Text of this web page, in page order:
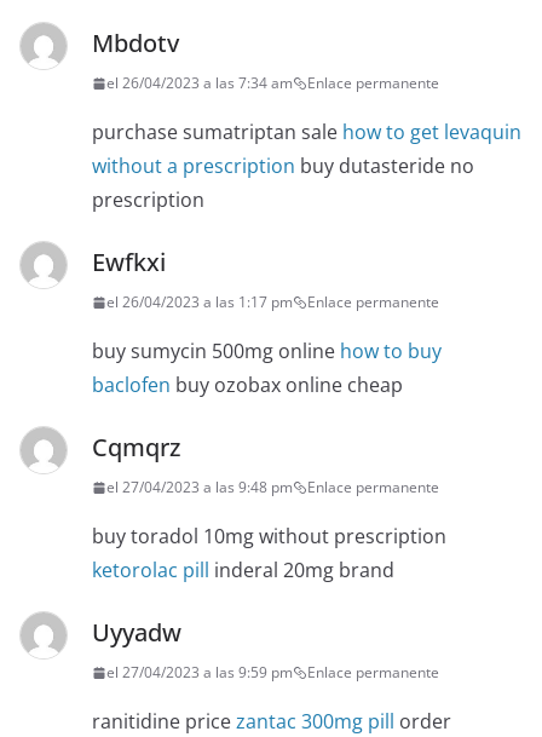
Mbdotv
el 26/04/2023 a las 7:34 am Enlace permanente
purchase sumatriptan sale how to get levaquin
without a prescription buy dutasteride no
prescription
Ewfkxi
el 26/04/2023 a las 1:17 pm Enlace permanente
buy sumycin 500mg online how to buy
baclofen buy ozobax online cheap
Cqmqrz
el 27/04/2023 a las 9:48 pm Enlace permanente
buy toradol 10mg without prescription
ketorolac pill inderal 20mg brand
Uyyadw
el 27/04/2023 a las 9:59 pm Enlace permanente
ranitidine pricezantac 300mg pill order